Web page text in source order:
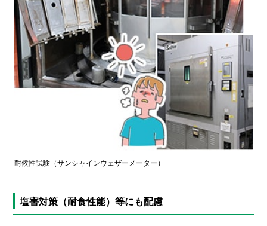
耐候性試験（サンシャインウェザーメーター）
塩害対策（耐食性能）等にも配慮